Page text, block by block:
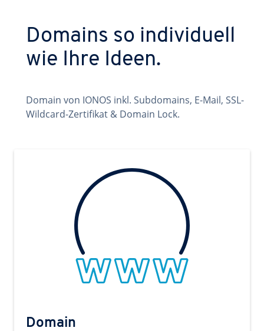
Domains so individuell
wie Ihre Ideen.
Domain von IONOS inkl. Subdomains, E-Mail, SSL-
Wildcard-Zertifikat & Domain Lock.
Domain